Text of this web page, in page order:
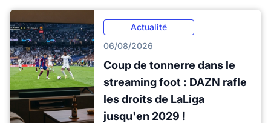
Actualité
06/08/2026
Coup de tonnerre dans le
streaming foot : DAZN rafle
les droits de LaLiga
jusqu'en 2029 !